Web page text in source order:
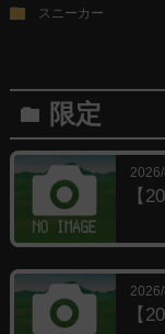
folder スニーカー
folder 限定
【
【